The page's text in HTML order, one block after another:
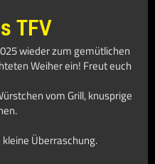
TFV
wieder zum gemütlichen
Weiher ein! Freut euch
vom Grill,knusprige
.
kleine Überraschung.